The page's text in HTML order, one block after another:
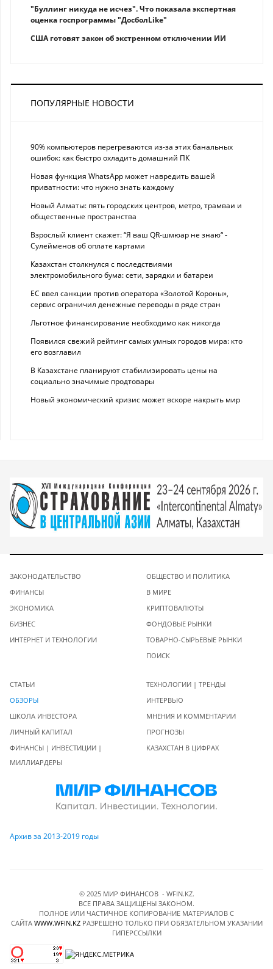
"Буллинг никуда не исчез". Что показала экспертная
оценка госпрограммы "ДосболLike"
США готовят закон об экстренном отключении ИИ
ПОПУЛЯРНЫЕ НОВОСТИ
90% компьютеров перегреваются из-за этих банальных
ошибок: как быстро охладить домашний ПК
Новая функция WhatsApp может навредить вашей
приватности: что нужно знать каждому
Новый Алматы: пять городских центров, метро, трамваи и
общественные пространства
Взрослый клиент скажет: “Я ваш QR-шмюар не знаю“ -
Сулейменов об оплате картами
Казахстан столкнулся с последствиями
электромобильного бума: сети, зарядки и батареи
ЕС ввел санкции против оператора «Золотой Короны»,
сервис ограничил денежные переводы в ряде стран
Льготное финансирование необходимо как никогда
Появился свежий рейтинг самых умных городов мира: кто
его возглавил
В Казахстане планируют стабилизировать цены на
социально значимые продтовары
Новый экономический кризис может вскоре накрыть мир
ЗАКОНОДАТЕЛЬСТВО
ФИНАНСЫ
ЭКОНОМИКА
БИЗНЕС
ИНТЕРНЕТ И ТЕХНОЛОГИИ
ОБЩЕСТВО И ПОЛИТИКА
В МИРЕ
КРИПТОВАЛЮТЫ
ФОНДОВЫЕ РЫНКИ
ТОВАРНО-СЫРЬЕВЫЕ РЫНКИ
ПОИСК
СТАТЬИ
ОБЗОРЫ
ШКОЛА ИНВЕСТОРА
ЛИЧНЫЙ КАПИТАЛ
ФИНАНСЫ | ИНВЕСТИЦИИ |
МИЛЛИАРДЕРЫ
ТЕХНОЛОГИИ | ТРЕНДЫ
ИНТЕРВЬЮ
МНЕНИЯ И КОММЕНТАРИИ
ПРОГНОЗЫ
КАЗАХСТАН В ЦИФРАХ
Архив за 2013-2019 годы
© 2025 МИР ФИНАНСОВ - WFIN.KZ.
ВСЕ ПРАВА ЗАЩИЩЕНЫ ЗАКОНОМ.
ПОЛНОЕ ИЛИ ЧАСТИЧНОЕ КОПИРОВАНИЕ МАТЕРИАЛОВ C
САЙТА WWW.WFIN.KZРАЗРЕШЕНО ТОЛЬКО ПРИ ОБЯЗАТЕЛЬНОМ УКАЗАНИИ
ГИПЕРССЫЛКИ